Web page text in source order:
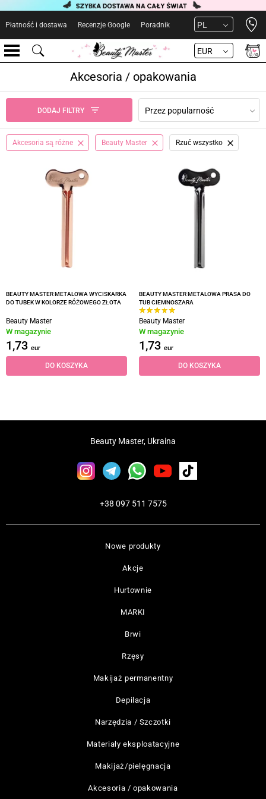
Płatność i dostawa Recenzje Google Poradnik PL
EUR
Akcesoria / opakowania
DODAJ FILTRY Przez popularność
Akcesoria są różne Beauty Master Rzuć wszystko
BEAUTY MASTER METALOWA WYCISKARKA
DO TUBEK W KOLORZE RÓŻOWEGO ZŁOTA
Beauty Master
W magazynie
1,73 eur
DO KOSZYKA
BEAUTY MASTER METALOWA PRASA DO
TUB CIEMNOSZARA
Beauty Master
W magazynie
1,73 eur
DO KOSZYKA
Nowe produkty
Akcje
Hurtownie
MARKI
Brwi
Rzęsy
Makijaż permanentny
Depilacja
Narzędzia / Szczotki
Materiały eksploatacyjne
Makijaż/pielęgnacja
Akcesoria / opakowania
Beauty Master, Ukraina
+38 097 511 7575